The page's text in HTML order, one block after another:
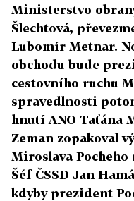
Ministerstvo
Šlechtová,
Lubomír Metnar.
obchodu bude
cestovního ruchu
spravedlnosti
hnutí ANO Taťána
Zeman zopakoval
Miroslava
Šéf ČSSD Jan
kdyby prezident